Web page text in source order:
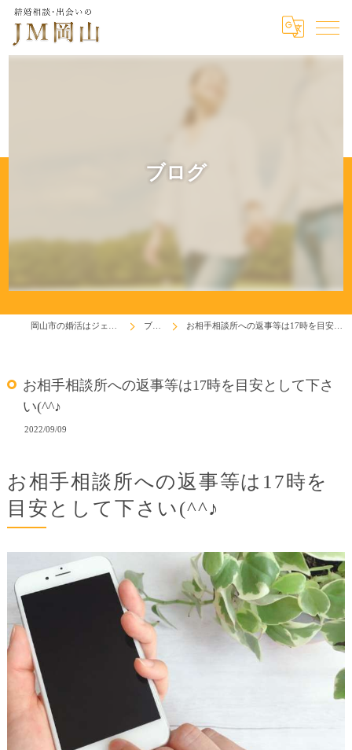
ブログ
ブログ お相手相談所への返事等は17時を目安として下さい(^^♪
お相手相談所への返事等は17時を目安として下さ
い(^^♪
2022/09/09
お相手相談所への返事等は17時を
目安として下さい(^^♪